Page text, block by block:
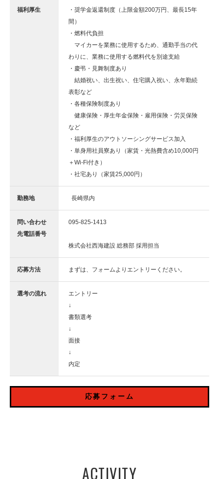
福利厚生
・奨学金返還制度（上限金額200万円、最長15年
間）
・燃料代負担
マイカーを業務に使用するため、通勤手当の代
わりに、業務に使用する燃料代を別途支給
・慶弔・見舞制度あり
結婚祝い、出生祝い、住宅購入祝い、永年勤続
表彰など
・各種保険制度あり
健康保険・厚生年金保険・雇用保険・労災保険
など
・福利厚生のアウトソーシングサービス加入
・単身用社員寮あり（家賃・光熱費含め10,000円
＋Wi-Fi付き）
・社宅あり（家賃25,000円）
勤務地 長崎県内
問い合わせ
先電話番号
095-825-1413
株式会社西海建設 総務部 採用担当
応募方法 まずは、フォームよりエントリーください。
選考の流れ
エントリー
↓
書類選考
↓
面接
↓
内定
応募フォーム
ACTIVITY